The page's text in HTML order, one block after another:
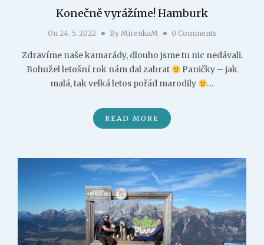
Konečně vyrážíme! Hamburk
On24. 5. 2022 By MirenkaM 0 Comments
Zdravíme naše kamarády, dlouho jsme tu nic nedávali.
Bohužel letošní rok nám dal zabrat
Paničky – jak
malá, tak velká letos pořád marodily
…
READ MORE